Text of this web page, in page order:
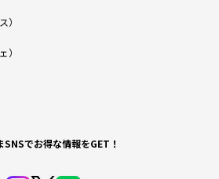
）
）
SNSでお得な情報をGET！